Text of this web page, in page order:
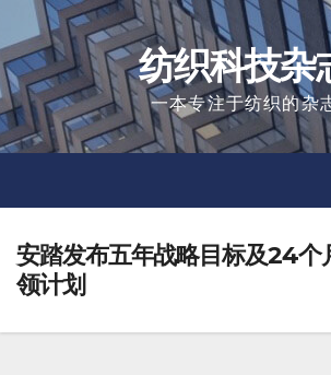
to
content
纺织科技杂
一本专注于纺织的杂
安踏发布五年战略目标及24个
领计划